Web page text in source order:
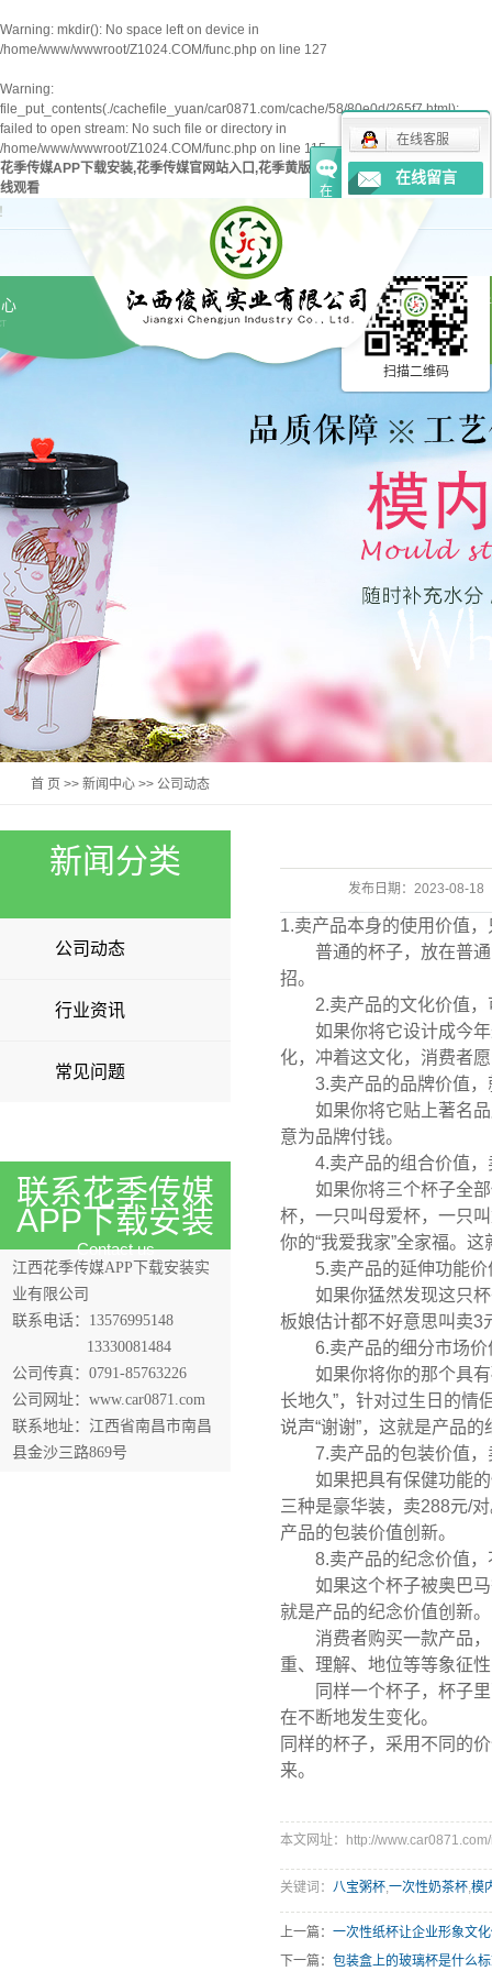
Warning: mkdir(): No space left on device in
/home/www/wwwroot/Z1024.COM/func.php on line 127
Warning:
file_put_contents(./cachefile_yuan/car0871.com/cache/58/80e0d/265f7.html):
failed to open stream: No such file or directory in
/home/www/wwwroot/Z1024.COM/func.php on line 115
花季传媒APP下载安装,花季传媒官网站入口,花季黄版下载安卓,花季传媒免费下载在
线观看
首 页 >> 新闻中心 >> 公司动态
新闻分类
公司动态
行业资讯
常见问题
联系花季传媒
APP下载安装
Contact us
江西花季传媒APP下载安装实
业有限公司
联系电话：13576995148
13330081484
公司传真：0791-85763226
公司网址：www.car0871.com
联系地址：江西省南昌市南昌
县金沙三路869号
发布日期： 2023-08-18
1.卖产品本身的使用价值
普通的杯子，放在普通
招。
2.卖产品的文化价值，
如果你将它设计成今年
化，冲着这文化，消费者
3.卖产品的品牌价值，
如果你将它贴上著名品
意为品牌付钱。
4.卖产品的组合价值，
如果你将三个杯子全部
杯，一只叫母爱杯，一只
你的“我爱我家”全家福。
5.卖产品的延伸功能价
如果你猛然发现这只杯
板娘估计都不好意思叫卖3
6.卖产品的细分市场价
如果你将你的那个具有
长地久”，针对过生日的情
说声“谢谢”，这就是产品
7.卖产品的包装价值，
如果把具有保健功能的
三种是豪华装，卖288元/
产品的包装价值创新。
8.卖产品的纪念价值，
如果这个杯子被奥巴马
就是产品的纪念价值创新。
消费者购买一款产品，
重、理解、地位等等象征
同样一个杯子，杯子里
在不断地发生变化。
同样的杯子，采用不同的
来。
本文网址：http://
关键词： 八宝粥杯,一次性奶茶杯,模
上一篇： 一次性纸杯让企业形象文
下一篇： 包装盒上的玻璃杯是什么
在
在线客服
在线留言
扫描二维码